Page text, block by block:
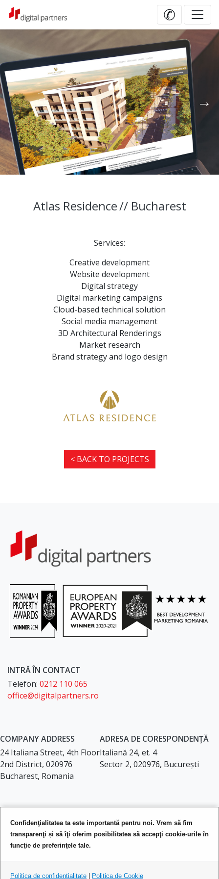
✆
Atlas Residence// Bucharest
Services:
Creative development
Website development
Digital strategy
Digital marketing campaigns
Cloud-based technical solution
Social media management
3D Architectural Renderings
Market research
Brand strategy and logo design
< BACK TO PROJECTS
INTRĂ ÎN CONTACT
Telefon: 0212 110 065
office@digitalpartners.ro
COMPANY ADDRESS
24 Italiana Street, 4th Floor
2nd District, 020976
Bucharest, Romania
ADRESA DE CORESPONDENȚĂ
Italiană 24, et. 4
Sector 2, 020976, București
LEGAL DOCUMENTS
Privacy Policy
Terms of Service
Confidenţialitatea ta este importantă pentru noi. Vrem să fim
transparenţi și să îţi oferim posibilitatea să accepţi cookie-urile în
funcţie de preferinţele tale.
Politica de confidentialitate Politica de Cookie